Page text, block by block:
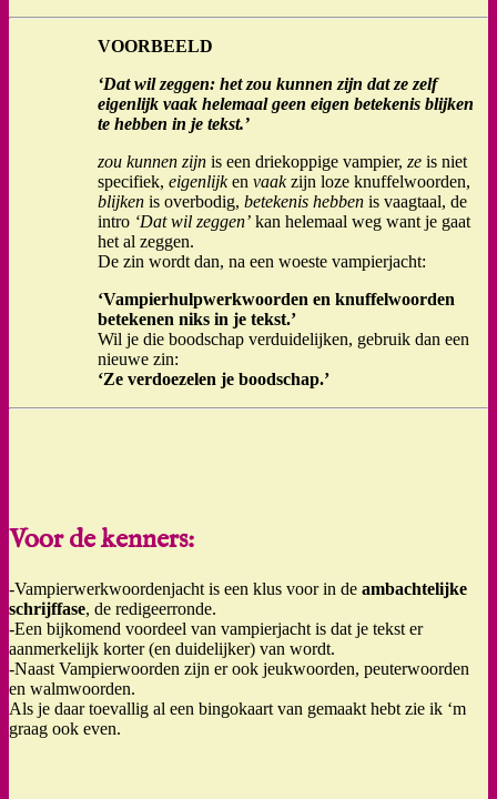
VOORBEELD
‘Dat wil zeggen: het zou kunnen zijn dat ze zelf
eigenlijk vaak helemaal geen eigen betekenis blijken
te hebben in je tekst.’
zou kunnen zijn is een driekoppige vampier, ze is niet
specifiek, eigenlijken vaakzijn loze knuffelwoorden,
blijken is overbodig, betekenis hebben is vaagtaal, de
intro ‘Dat wil zeggen’ kan helemaal weg want je gaat
het al zeggen.
De zin wordt dan, na een woeste vampierjacht:
‘Vampierhulpwerkwoorden en knuffelwoorden
betekenen niks in je tekst.’
Wil je die boodschap verduidelijken, gebruik dan een
nieuwe zin:
‘Ze verdoezelen je boodschap.’
Voor de kenners:
-Vampierwerkwoordenjacht is een klus voor in de ambachtelijke
schrijffase, de redigeerronde.
-Een bijkomend voordeel van vampierjacht is dat je tekst er
aanmerkelijk korter (en duidelijker) van wordt.
-Naast Vampierwoorden zijn er ook jeukwoorden, peuterwoorden
en walmwoorden.
Als je daar toevallig al een bingokaart van gemaakt hebt zie ik ‘m
graag ook even.